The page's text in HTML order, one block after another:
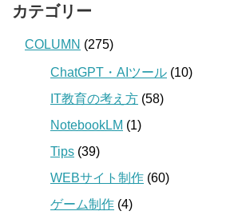
カテゴリー
COLUMN (275)
ChatGPT・AIツール (10)
IT教育の考え方 (58)
NotebookLM (1)
Tips (39)
WEBサイト制作 (60)
ゲーム制作 (4)